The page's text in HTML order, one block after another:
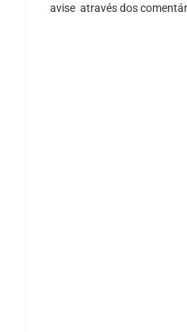
avise através dos